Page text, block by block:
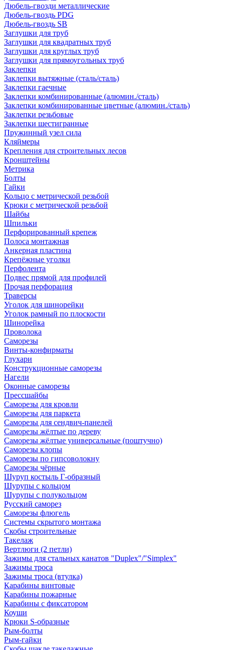
Дюбель-гвозди металлические
Дюбель-гвоздь PDG
Дюбель-гвоздь SB
Заглушки для труб
Заглушки для квадратных труб
Заглушки для круглых труб
Заглушки для прямоугольных труб
Заклепки
Заклепки вытяжные (сталь/сталь)
Заклепки гаечные
Заклепки комбинированные (алюмин./сталь)
Заклепки комбинированные цветные (алюмин./сталь)
Заклепки резьбовые
Заклепки шестигранные
Пружинный узел сила
Кляймеры
Крепления для строительных лесов
Кронштейны
Метрика
Болты
Гайки
Кольцо с метрической резьбой
Крюки с метрической резьбой
Шайбы
Шпильки
Перфорированный крепеж
Полоса монтажная
Анкерная пластина
Крепёжные уголки
Перфолента
Подвес прямой для профилей
Прочая перфорация
Траверсы
Уголок для шинорейки
Уголок рамный по плоскости
Шинорейка
Проволока
Саморезы
Винты-конфирматы
Глухари
Конструкционные саморезы
Нагели
Оконные саморезы
Прессшайбы
Саморезы для кровли
Саморезы для паркета
Саморезы для сендвич-панелей
Саморезы жёлтые по дереву
Саморезы жёлтые универсальные (поштучно)
Саморезы клопы
Саморезы по гипсоволокну
Саморезы чёрные
Шуруп костыль Г-образный
Шурупы с кольцом
Шурупы с полукольцом
Русский саморез
Саморезы флюгель
Системы скрытого монтажа
Скобы строительные
Такелаж
Вертлюги (2 петли)
Зажимы для стальных канатов "Duplex"/"Simplex"
Зажимы троса
Зажимы троса (втулка)
Карабины винтовые
Карабины пожарные
Карабины с фиксатором
Коуши
Крюки S-образные
Рым-болты
Рым-гайки